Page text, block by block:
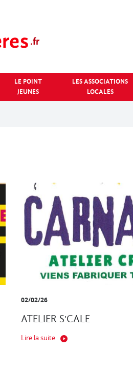
LE POINT
JEUNES
LES ASSOCIATIONS
LOCALES
02/02/26
ATELIER S'CALE
Lire la suite